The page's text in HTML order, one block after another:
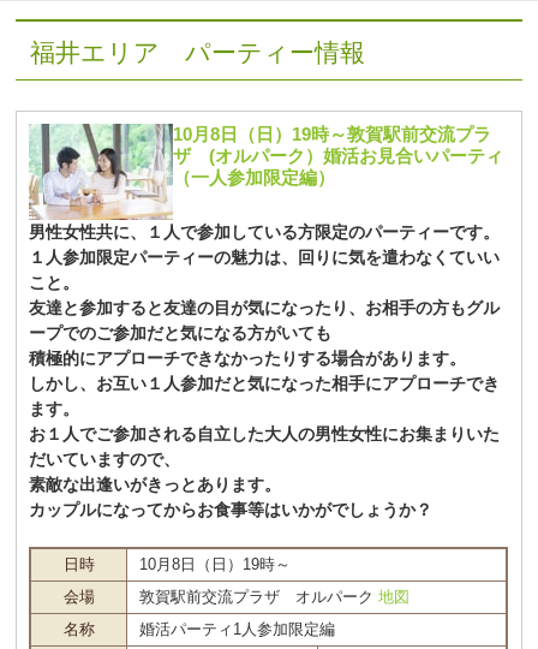
福井エリア パーティー情報
10月8日（日）19時～敦賀駅前交流プラ
ザ (オルパーク）婚活お見合いパーティ
（一人参加限定編）
男性女性共に、１人で参加している方限定のパーティーです。
１人参加限定パーティーの魅力は、回りに気を遣わなくていい
こと。
友達と参加すると友達の目が気になったり、お相手の方もグル
ープでのご参加だと気になる方がいても
積極的にアプローチできなかったりする場合があります。
しかし、お互い１人参加だと気になった相手にアプローチでき
ます。
お１人でご参加される自立した大人の男性女性にお集まりいた
だいていますので、
素敵な出逢いがきっとあります。
カップルになってからお食事等はいかがでしょうか？
日時
10月8日（日）19時～
会場
敦賀駅前交流プラザ オルパーク地図
名称
婚活パーティ1人参加限定編